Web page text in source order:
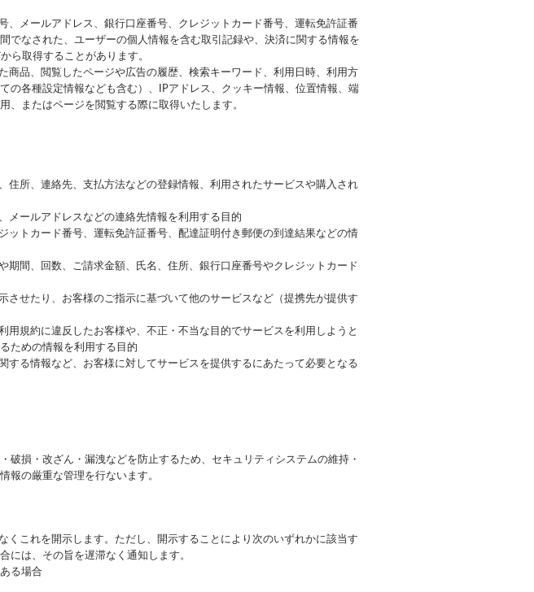
メールアドレス、銀行口座番号、クレジットカード番号、運転免許証番
でなされた、ユーザーの個人情報を含む取引記録や、決済に関する情報を
ら取得することがあります。
品、閲覧したページや広告の履歴、検索キーワード、利用日時、利用方
の各種設定情報なども含む）、IPアドレス、クッキー情報、位置情報、端
、またはページを閲覧する際に取得いたします。
所、連絡先、支払方法などの登録情報、利用されたサービスや購入され
メールアドレスなどの連絡先情報を利用する目的
トカード番号、運転免許証番号、配達証明付き郵便の到達結果などの情
間、回数、ご請求金額、氏名、住所、銀行口座番号やクレジットカード
せたり、お客様のご指示に基づいて他のサービスなど（提携先が提供す
規約に違反したお客様や、不正・不当な目的でサービスを利用しようと
ための情報を利用する目的
る情報など、お客様に対してサービスを提供するにあたって必要となる
損・改ざん・漏洩などを防止するため、セキュリティシステムの維持・
報の厳重な管理を行ないます。
これを開示します。ただし、開示することにより次のいずれかに該当す
には、その旨を遅滞なく通知します。
る場合